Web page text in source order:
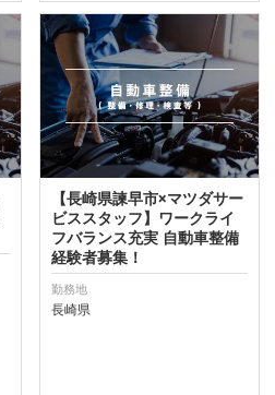
【長崎県諫早市×マツダサー
ビススタッフ】ワークライ
フバランス充実 自動車整備
経験者募集！
勤務地
長崎県